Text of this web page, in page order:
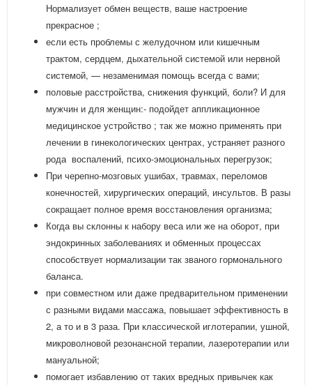
Нормализует обмен веществ, ваше настроение
прекрасное ;
если есть проблемы с желудочном или кишечным
трактом, сердцем, дыхательной системой или нервной
системой, — незаменимая помощь всегда с вами;
половые расстройства, снижения функций, боли? И для
мужчин и для женщин:- подойдет аппликационное
медицинское устройство ; так же можно применять при
лечении в гинекологических центрах, устраняет разного
рода воспалений, психо-эмоциональных перегрузок;
При черепно-мозговых ушибах, травмах, переломов
конечностей, хирургических операций, инсультов. В разы
сокращает полное время восстановления организма;
Когда вы склонны к набору веса или же на оборот, при
эндокринных заболеваниях и обменных процессах
способствует нормализации так званого гормонального
баланса.
при совместном или даже предварительном применении
с разными видами массажа, повышает эффективность в
2, а то и в 3 раза. При классической иглотерапии, ушной,
микроволновой резонансной терапии, лазеротерапии или
мануальной;
помогает избавлению от таких вредных привычек как